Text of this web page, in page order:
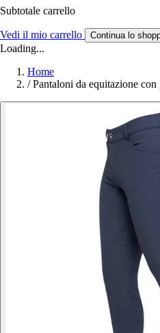
Subtotale carrello
Vedi il mio carrello Continua lo
Loading...
Home
/ Pantaloni da equitazione